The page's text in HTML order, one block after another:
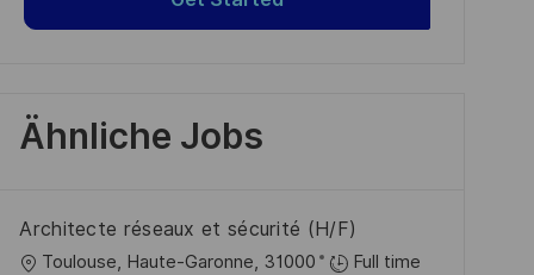
Ähnliche Jobs
Architecte réseaux et sécurité (H/F)
O Toulouse, Haute-Garonne, 31000
Full time